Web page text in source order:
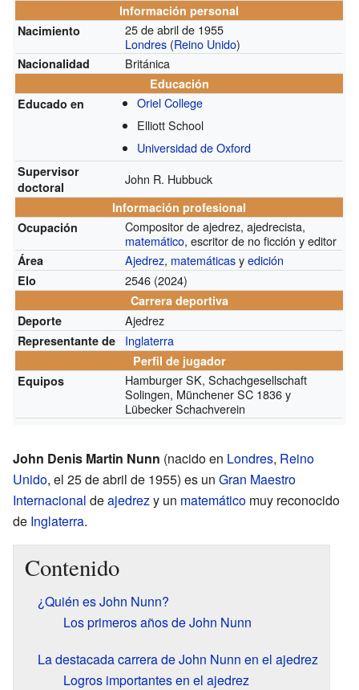
Información personal
Nacimiento
25 de abril de 1955
Londres (Reino Unido)
Nacionalidad Británica
Educación
Educado en
Oriel College
Elliott School
Universidad de Oxford
Supervisor
doctoral
John R. Hubbuck
Información profesional
Ocupación
Compositor de ajedrez, ajedrecista,
matemático, escritor de no ficción y editor
Área Ajedrez, matemáticasyedición
Elo 2546 (2024)
Carrera deportiva
Deporte
Ajedrez
Representante de Inglaterra
Perfil de jugador
Equipos
Hamburger SK, Schachgesellschaft
Solingen, Münchener SC 1836 y
Lübecker Schachverein
John Denis Martin Nunn (nacido en Londres, Reino
Unido, el 25 de abril de 1955) es un Gran Maestro
Internacional deajedrezy un matemático muy reconocido
de Inglaterra.
Contenido
¿Quién es John Nunn?
Los primeros años de John Nunn
La destacada carrera de John Nunn en el ajedrez
Logros importantes en el ajedrez